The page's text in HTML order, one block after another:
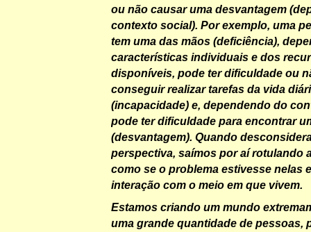
ou não causar uma desvantagem
contexto social). Por exemplo, uma
tem uma das mãos (deficiência),
características individuais e dos
disponíveis, pode ter dificuldade ou
conseguir realizar tarefas da vida
(incapacidade) e, dependendo do
pode ter dificuldade para encontrar
(desvantagem). Quando
perspectiva, saímos por aí rotulando
como se o problema estivesse nelas
interação com o meio em que vivem.
Estamos criando um mundo
uma grande quantidade de pessoas,